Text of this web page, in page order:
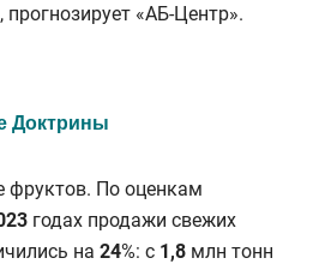
прогнозирует «АБ-Центр».
Доктрины
фруктов. По оценкам
годах продажи свежих
на 24%: с 1,8 млн тонн